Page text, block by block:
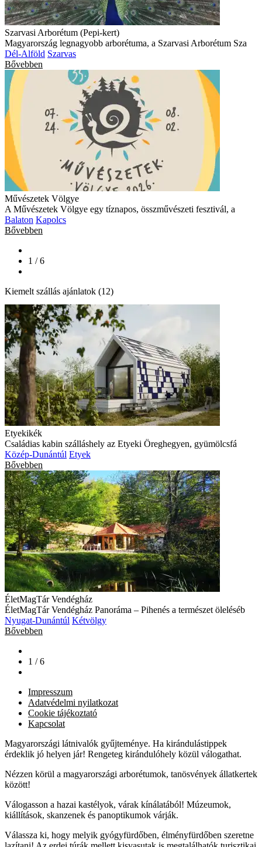
Szarvasi Arborétum (Pepi-kert)
Magyarország legnagyobb arborétuma, a Szarvasi Arborétum Sza
Dél-Alföld Szarvas
Bővebben
Művészetek Völgye
A Művészetek Völgye egy tíznapos, összművészeti fesztivál, a
Balaton Kapolcs
Bővebben
1 / 6
Kiemelt szállás ajánlatok (12)
Etyekikék
Családias kabin szálláshely az Etyeki Öreghegyen, gyümölcsfá
Közép-Dunántúl Etyek
Bővebben
ÉletMagTár Vendégház
ÉletMagTár Vendégház Panoráma – Pihenés a természet öleléséb
Nyugat-Dunántúl Kétvölgy
Bővebben
1 / 6
Impresszum
Adatvédelmi nyilatkozat
Cookie tájékoztató
Kapcsolat
Magyarországi látnivalók gyűjteménye. Ha kirándulástippek
érdeklik jó helyen jár! Rengeteg kirándulóhely közül válogathat.
Nézzen körül a magyarországi arborétumok, tanösvények állatkertek
között!
Válogasson a hazai kastélyok, várak kínálatából! Múzeumok,
kiállítások, skanzenek és panoptikumok várják.
Válassza ki, hogy melyik gyógyfürdőben, élményfürdőben szeretne